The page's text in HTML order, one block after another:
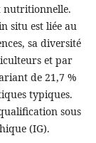
nutritionnelle.
situ est liée au
sa diversité
et par
de 21,7 %
typiques.
sous
(IG).